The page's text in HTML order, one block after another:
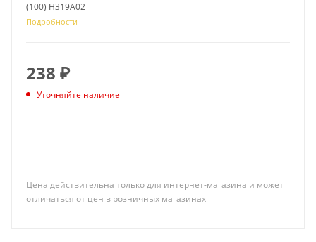
(100) H319A02
Подробности
238 ₽
Уточняйте наличие
Цена действительна только для интернет-магазина и может
отличаться от цен в розничных магазинах